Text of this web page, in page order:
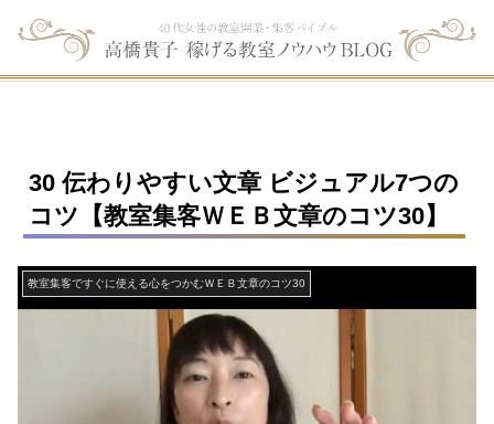
30 伝わりやすい文章 ビジュアル7つの
コツ【教室集客ＷＥＢ文章のコツ30】
教室集客ですぐに使える心をつかむＷＥＢ文章のコツ30